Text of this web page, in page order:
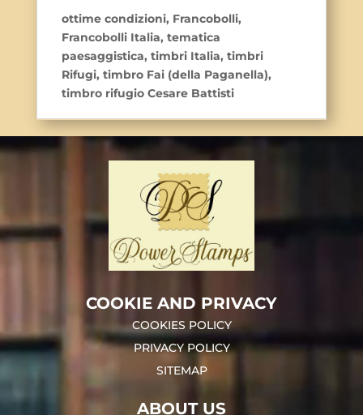
ottime condizioni, Francobolli,
Francobolli Italia, tematica
paesaggistica, timbri Italia, timbri
Rifugi, timbro Fai (della Paganella),
timbro rifugio Cesare Battisti
COOKIE AND PRIVACY
COOKIES POLICY
PRIVACY POLICY
SITEMAP
ABOUT US